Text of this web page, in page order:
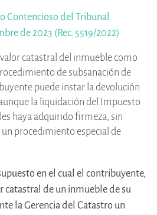
Contencioso del Tribunal
de 2023 (Rec. 5519/2022)
catastral del inmueble como
de subsanación de
puede instar la devolución
la liquidación del Impuesto
haya adquirido firmeza, sin
un procedimiento especial de
en el cual el contribuyente,
catastral de un inmueble de su
la Gerencia del Catastro un